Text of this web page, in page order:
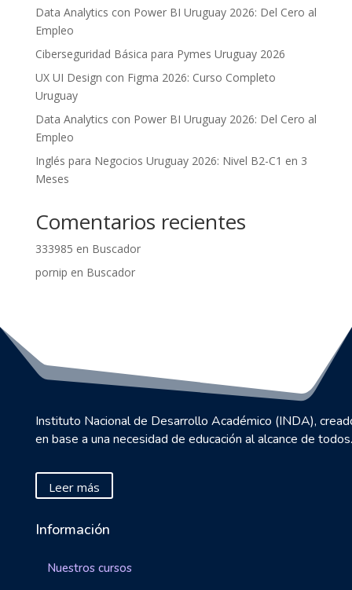
Data Analytics con Power BI Uruguay 2026: Del Cero al
Empleo
Ciberseguridad Básica para Pymes Uruguay 2026
UX UI Design con Figma 2026: Curso Completo
Uruguay
Data Analytics con Power BI Uruguay 2026: Del Cero al
Empleo
Inglés para Negocios Uruguay 2026: Nivel B2-C1 en 3
Meses
Comentarios recientes
333985 en Buscador
pornip en Buscador
Instituto Nacional de Desarrollo Académico (INDA),
en base a una necesidad de educación al alcance de todos.
Leer más
Información
Nuestros cursos